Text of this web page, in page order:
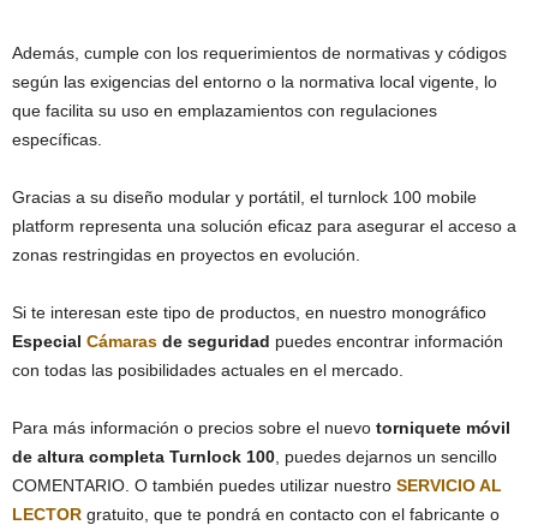
Además, cumple con los requerimientos de normativas y códigos
según las exigencias del entorno o la normativa local vigente, lo
que facilita su uso en emplazamientos con regulaciones
específicas.
Gracias a su diseño modular y portátil, el turnlock 100 mobile
platform representa una solución eficaz para asegurar el acceso a
zonas restringidas en proyectos en evolución.
Si te interesan este tipo de productos, en nuestro monográfico
Especial Cámaras de seguridad puedes encontrar información
con todas las posibilidades actuales en el mercado.
Para más información o precios sobre el nuevo torniquete móvil
de altura completa Turnlock 100 , puedes dejarnos un sencillo
COMENTARIO. O también puedes utilizar nuestro SERVICIO AL
LECTOR gratuito, que te pondrá en contacto con el fabricante o